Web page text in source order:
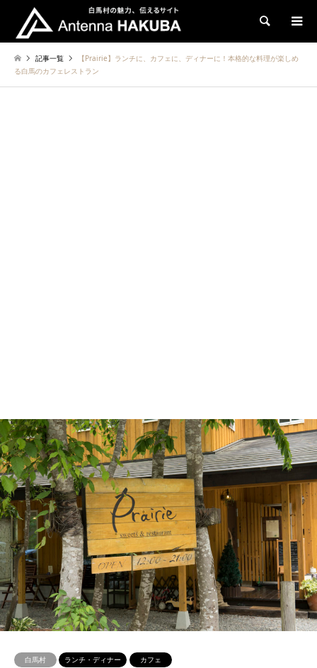
検索
記事一覧
【Prairie】ランチに、カフェに、ディナーに！本格的な料理が楽しめ
る白馬のカフェレストラン
白馬村 ランチ・ディナー カフェ